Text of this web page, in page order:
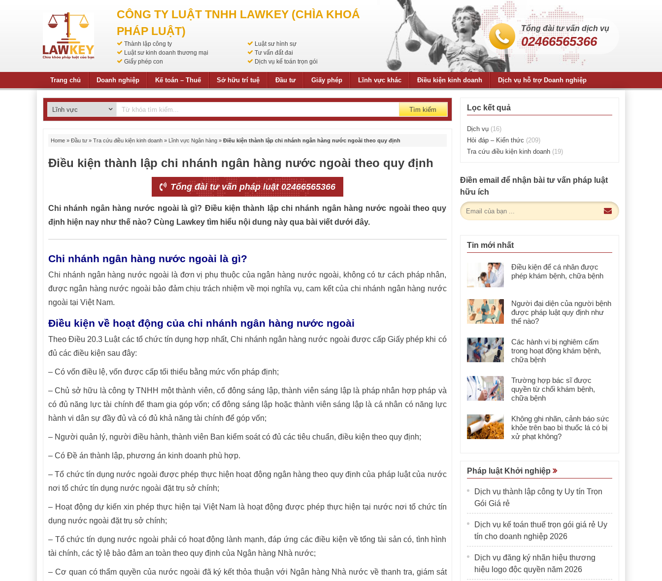
CÔNG TY LUẬT TNHH LAWKEY (CHÌA KHOÁ
PHÁP LUẬT)
Thành lập công ty
Luật sư hình sự
Luật sư kinh doanh thương mại
Tư vấn đất đai
Giấy phép con
Dịch vụ kế toán trọn gói
Tổng đài tư vấn dịch vụ
02466565366
Trang chủ Doanh nghiệp Kế toán – Thuế Sở hữu trí tuệ Đầu tư Giấy phép Lĩnh vực khác Điều kiện kinh doanh Dịch vụ hỗ trợ Doanh nghiệp
Tìm kiếm
Home » Đầu tư » Tra cứu điều kiện kinh doanh » Lĩnh vực Ngân hàng » Điều kiện thành lập chi nhánh ngân hàng nước ngoài theo quy định
Điều kiện thành lập chi nhánh ngân hàng nước ngoài theo quy định
Tổng đài tư vấn pháp luật 02466565366
Chi nhánh ngân hàng nước ngoài là gì? Điều kiện thành lập chi nhánh ngân hàng nước ngoài theo quy
định hiện nay như thế nào? Cùng Lawkey tìm hiểu nội dung này qua bài viết dưới đây.
Chi nhánh ngân hàng nước ngoài là gì?
Chi nhánh ngân hàng nước ngoài là đơn vị phụ thuộc của ngân hàng nước ngoài, không có tư cách pháp nhân,
được ngân hàng nước ngoài bảo đảm chịu trách nhiệm về mọi nghĩa vụ, cam kết của chi nhánh ngân hàng nước
ngoài tại Việt Nam.
Điều kiện về hoạt động của chi nhánh ngân hàng nước ngoài
Theo Điều 20.3 Luật các tổ chức tín dụng hợp nhất, Chi nhánh ngân hàng nước ngoài được cấp Giấy phép khi có
đủ các điều kiện sau đây:
– Có vốn điều lệ, vốn được cấp tối thiểu bằng mức vốn pháp định;
– Chủ sở hữu là công ty TNHH một thành viên, cổ đông sáng lập, thành viên sáng lập là pháp nhân hợp pháp và
có đủ năng lực tài chính để tham gia góp vốn; cổ đông sáng lập hoặc thành viên sáng lập là cá nhân có năng lực
hành vi dân sự đầy đủ và có đủ khả năng tài chính để góp vốn;
– Người quản lý, người điều hành, thành viên Ban kiểm soát có đủ các tiêu chuẩn, điều kiện theo quy định;
– Có Đề án thành lập, phương án kinh doanh phù hợp.
– Tổ chức tín dụng nước ngoài được phép thực hiện hoạt động ngân hàng theo quy định của pháp luật của nước
nơi tổ chức tín dụng nước ngoài đặt trụ sở chính;
– Hoạt động dự kiến xin phép thực hiện tại Việt Nam là hoạt động được phép thực hiện tại nước nơi tổ chức tín
dụng nước ngoài đặt trụ sở chính;
– Tổ chức tín dụng nước ngoài phải có hoạt động lành mạnh, đáp ứng các điều kiện về tổng tài sản có, tình hình
tài chính, các tỷ lệ bảo đảm an toàn theo quy định của Ngân hàng Nhà nước;
– Cơ quan có thẩm quyền của nước ngoài đã ký kết thỏa thuận với Ngân hàng Nhà nước về thanh tra, giám sát
Lọc kết quả
Dịch vụ (16)
Hỏi đáp – Kiến thức (209)
Tra cứu điều kiện kinh doanh (19)
Điền email để nhận bài tư vấn pháp luật
hữu ích
Tin mới nhất
Điều kiện để cá nhân được
phép khám bệnh, chữa bệnh
Người đại diện của người bệnh
được pháp luật quy định như
thế nào?
Các hành vi bị nghiêm cấm
trong hoạt động khám bệnh,
chữa bệnh
Trường hợp bác sĩ được
quyền từ chối khám bệnh,
chữa bệnh
Không ghi nhãn, cảnh báo sức
khỏe trên bao bì thuốc lá có bị
xử phạt không?
Pháp luật Khởi nghiệp
Dịch vụ thành lập công ty Uy tín Trọn
Gói Giá rẻ
Dịch vụ kế toán thuế trọn gói giá rẻ Uy
tín cho doanh nghiệp 2026
Dịch vụ đăng ký nhãn hiệu thương
hiệu logo độc quyền năm 2026